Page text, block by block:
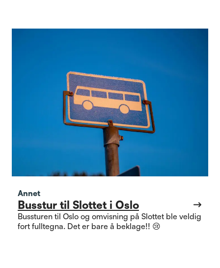
Annet
Busstur til Slottet i Oslo
Bussturen til Oslo og omvisning på Slottet ble veldig
fort fulltegna. Det er bare å beklage!! 😢